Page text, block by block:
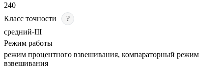
240
Класс точности
?
средний-III
Режим работы
режим процентного взвешивания, компараторный режим
взвешивания